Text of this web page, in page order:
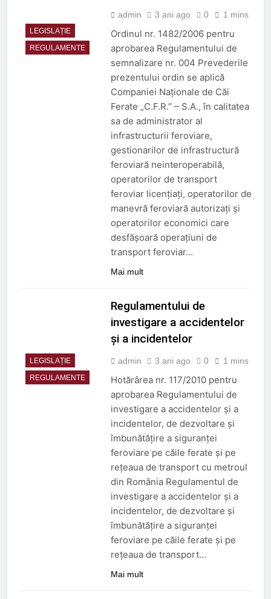
LEGISLAȚIE
REGULAMENTE
admin 3 ani ago 0 1 mins
Ordinul nr. 1482/2006 pentru
aprobarea Regulamentului de
semnalizare nr. 004 Prevederile
prezentului ordin se aplică
Companiei Naţionale de Căi
Ferate „C.F.R.” – S.A., în calitatea
sa de administrator al
infrastructurii feroviare,
gestionarilor de infrastructură
feroviară neinteroperabilă,
operatorilor de transport
feroviar licenţiaţi, operatorilor de
manevră feroviară autorizaţi şi
operatorilor economici care
desfăşoară operaţiuni de
transport feroviar…
Mai mult
LEGISLAȚIE
REGULAMENTE
Regulamentului de
investigare a accidentelor
și a incidentelor
admin 3 ani ago 0 1 mins
Hotărârea nr. 117/2010 pentru
aprobarea Regulamentului de
investigare a accidentelor și a
incidentelor, de dezvoltare și
îmbunătățire a siguranței
feroviare pe căile ferate și pe
rețeaua de transport cu metroul
din România Regulamentul de
investigare a accidentelor şi a
incidentelor, de dezvoltare şi
îmbunătăţire a siguranţei
feroviare pe căile ferate şi pe
reţeaua de transport…
Mai mult